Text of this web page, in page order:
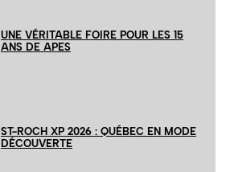
UNE VÉRITABLE FOIRE POUR LES 15
ANS DE APES
ST-ROCH XP 2026 : QUÉBEC EN MODE
DÉCOUVERTE